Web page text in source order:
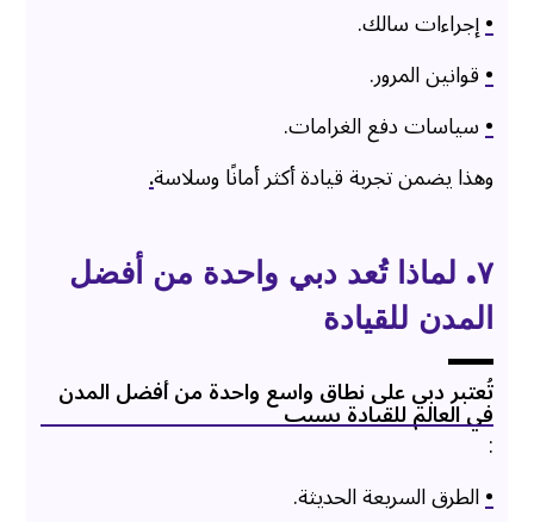
•إجراءات سالك.
•قوانين المرور.
•سياسات دفع الغرامات.
وهذا يضمن تجربة قيادة أكثر أمانًا وسلاسة.
٧. لماذا تُعد دبي واحدة من أفضل
المدن للقيادة
تُعتبر دبي على نطاق واسع واحدة من أفضل المدن
في العالم للقيادة بسبب
:
•الطرق السريعة الحديثة.